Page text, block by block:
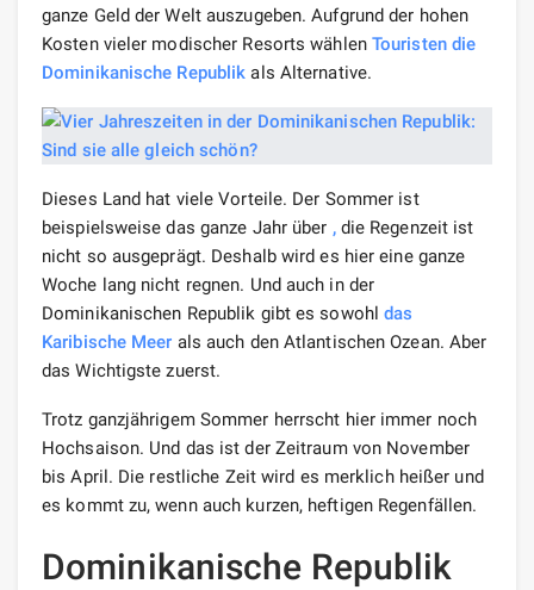
ganze Geld der Welt auszugeben. Aufgrund der hohen
Kosten vieler modischer Resorts wählen Touristen die
Dominikanische Republik als Alternative.
Dieses Land hat viele Vorteile. Der Sommer ist
beispielsweise das ganze Jahr über ,die Regenzeit ist
nicht so ausgeprägt. Deshalb wird es hier eine ganze
Woche lang nicht regnen. Und auch in der
Dominikanischen Republik gibt es sowohldas
Karibische Meer als auch den Atlantischen Ozean. Aber
das Wichtigste zuerst.
Trotz ganzjährigem Sommer herrscht hier immer noch
Hochsaison. Und das ist der Zeitraum von November
bis April. Die restliche Zeit wird es merklich heißer und
es kommt zu, wenn auch kurzen, heftigen Regenfällen.
Dominikanische Republik